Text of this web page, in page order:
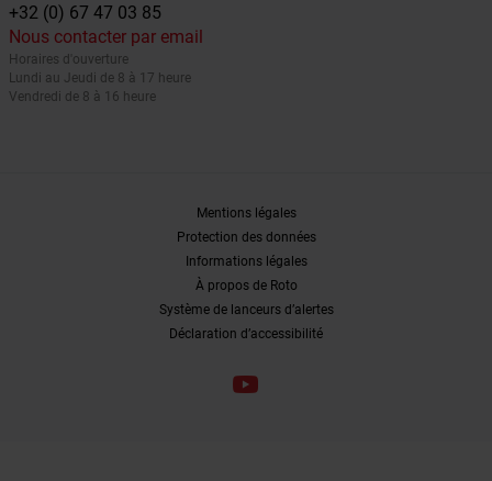
+32 (0) 67 47 03 85
Nous contacter par email
Horaires d'ouverture
Lundi au Jeudi de 8 à 17 heure
Vendredi de 8 à 16 heure
Mentions légales
Protection des données
Informations légales
À propos de Roto
Système de lanceurs d’alertes
Déclaration d’accessibilité